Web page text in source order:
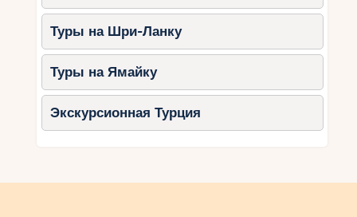
Туры на Шри-Ланку
Туры на Ямайку
Экскурсионная Турция